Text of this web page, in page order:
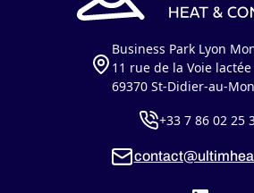
Business Park Lyon
11 rue de la Voie
69370 St-Didier-au-
+33 7 86 02 25